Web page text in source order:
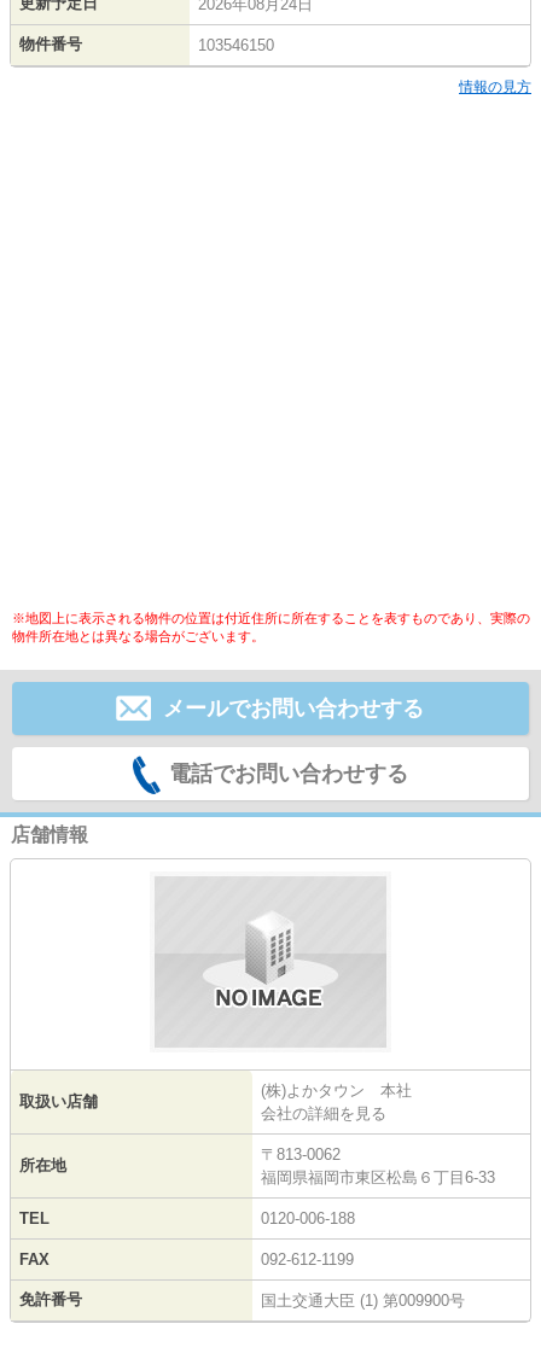
2026年08月24日
物件番号 103546150
情報の見方
※地図上に表示される物件の位置は付近住所に所在することを表すものであり、実際の
物件所在地とは異なる場合がございます。
メールでお問い合わせする
電話でお問い合わせする
店舗情報
取扱い店舗
(株)よかタウン 本社
会社の詳細を見る
所在地
〒813-0062
福岡県福岡市東区松島６丁目6-33
TEL 0120-006-188
FAX 092-612-1199
免許番号 国土交通大臣 (1) 第009900号